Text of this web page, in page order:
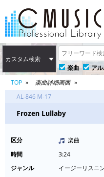
カスタム検索
楽曲
ア
TOP
楽曲詳細画面
AL-846 M-17
Frozen Lullaby
区分
楽曲
時間
3:24
ジャンル
イージーリスニ